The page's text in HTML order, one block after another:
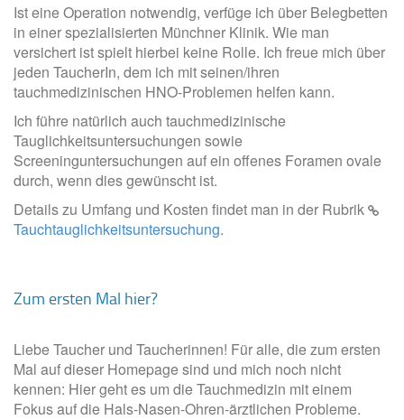
Ist eine Operation notwendig, verfüge ich über Belegbetten
in einer spezialisierten Münchner Klinik. Wie man
versichert ist spielt hierbei keine Rolle. Ich freue mich über
jeden TaucherIn, dem ich mit seinen/ihren
tauchmedizinischen HNO-Problemen helfen kann.
Ich führe natürlich auch tauchmedizinische
Tauglichkeitsuntersuchungen sowie
Screeninguntersuchungen auf ein offenes Foramen ovale
durch, wenn dies gewünscht ist.
Details zu Umfang und Kosten findet man in der Rubrik
Tauchtauglichkeitsuntersuchung.
Zum ersten Mal hier?
Liebe Taucher und Taucherinnen! Für alle, die zum ersten
Mal auf dieser Homepage sind und mich noch nicht
kennen: Hier geht es um die Tauchmedizin mit einem
Fokus auf die Hals-Nasen-Ohren-ärztlichen Probleme.